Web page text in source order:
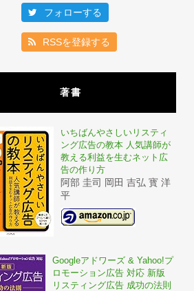
フォローする
RSSを登録する
著書
いちばんやさしいリスティ
ング広告の教本 人気講師が
教える利益を生むネット広
告の作り方
阿部 圭司 岡田 吉弘 寳 洋
平
Googleアドワーズ & Yahoo!プ
ロモーション広告 対応 新版
リスティング広告 成功の法則